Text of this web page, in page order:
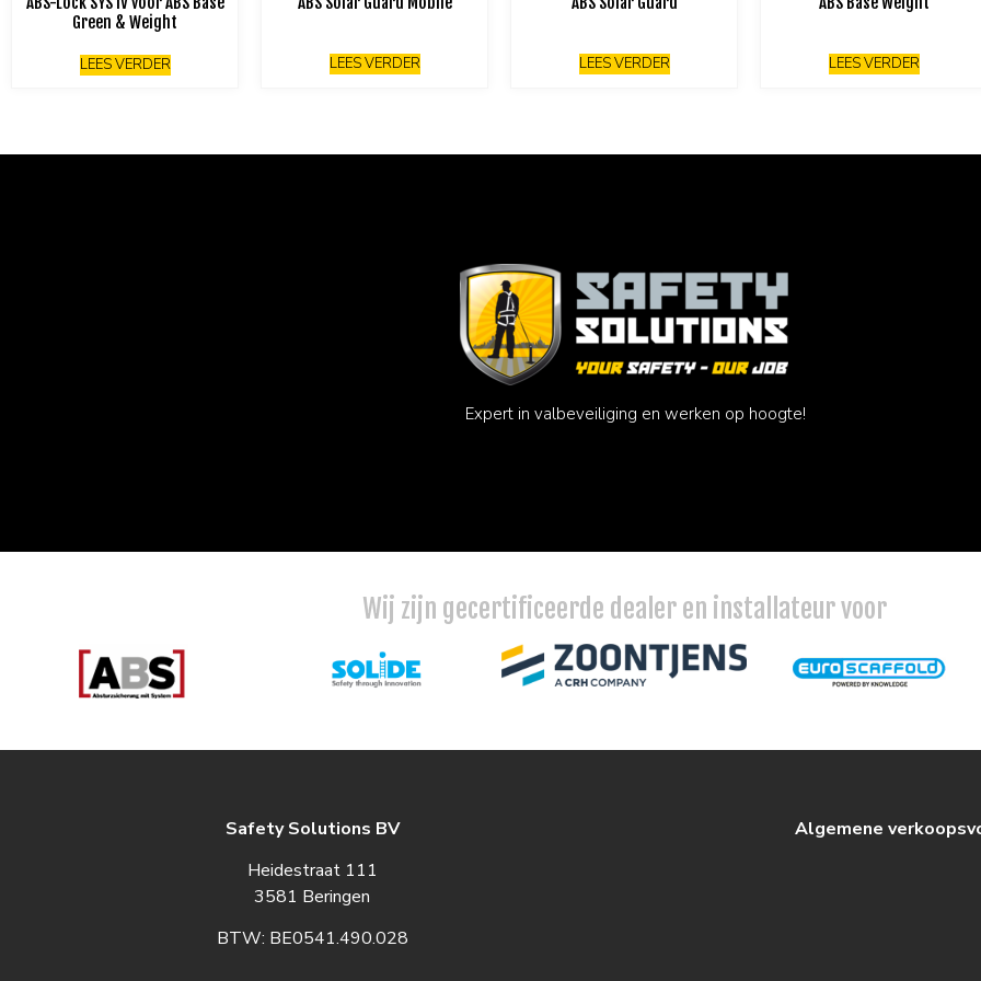
Green & Weight
LEES VERDER LEES VERDER LEES VERDER LEES VERDER
Expert in valbeveiliging en werken op hoogte!
Wij zijn gecertificeerde dealer en installateur voor
Safety Solutions BV
Heidestraat 111
3581 Beringen
BTW: BE0541.490.028
Algemene